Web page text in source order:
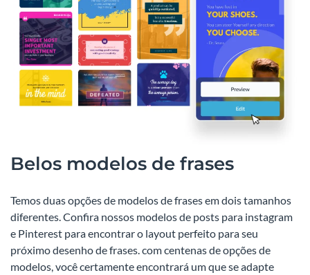
Belos modelos de frases
Temos duas opções de modelos de frases em dois tamanhos
diferentes. Confira nossos modelos de posts para instagram
e Pinterest para encontrar o layout perfeito para seu
próximo desenho de frases. com centenas de opções de
modelos, você certamente encontrará um que se adapte